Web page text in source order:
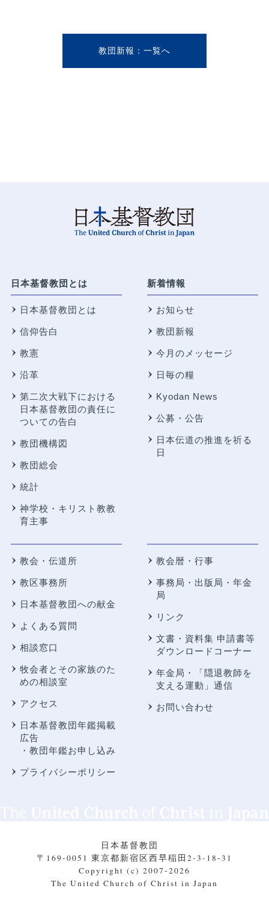
教団新報
日本基督教団とは
日本基督教団とは
信仰告白
教憲
沿革
第二次大戦下における
日本基督教団の責任に
ついての告白
教団機構図
教団総会
統計
神学校・キリスト教教
育主事
新着情報
お知らせ
教団新報
今月のメッセージ
日毎の糧
Kyodan News
公募・公告
日本伝道の推進を祈る
日
教会・伝道所
教区事務所
日本基督教団への献金
よくある質問
相談窓口
牧会者とその家族のた
めの相談室
アクセス
日本基督教団年鑑掲載
広告
・教団年鑑お申し込み
プライバシーポリシー
教会暦・行事
事務局・出版局・年金
局
リンク
文書・資料集 申請書等
ダウンロードコーナー
年金局・
「隠退教師を
支える運動」通信
お問い合わせ
日本基督教団
〒169-0051 東京都新宿区西早稲田2-3-18-31
Copyright (c) 2007-2026
The United Church of Christ in Japan